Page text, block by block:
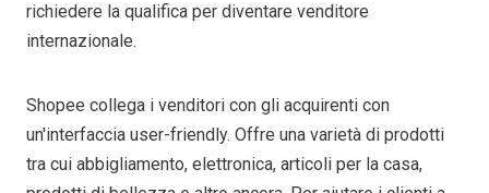
richiedere la qualifica per diventare venditore
internazionale.
Shopee collega i venditori con gli acquirenti con
un'interfaccia user-friendly. Offre una varietà di prodotti
tra cui abbigliamento, elettronica, articoli per la casa,